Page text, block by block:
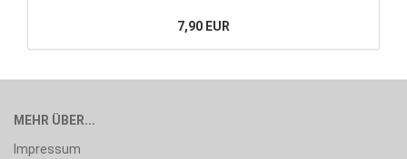
7,90 EUR
MEHR ÜBER...
Impressum